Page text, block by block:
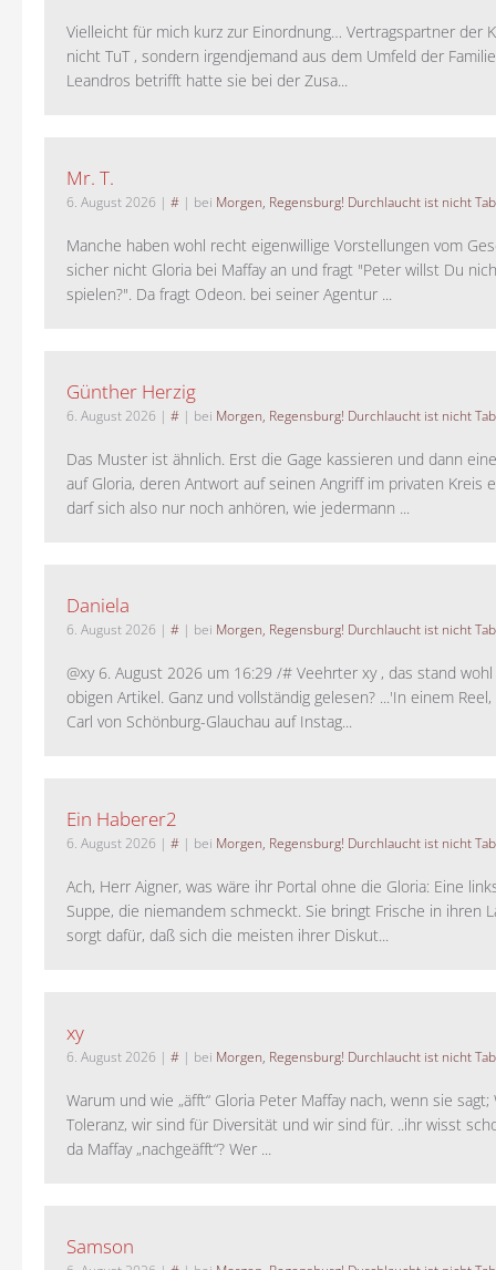
Vielleicht für mich kurz zur Einordnung… Vertragspartner der
nicht TuT , sondern irgendjemand aus dem Umfeld der
Leandros betrifft hatte sie bei der Zusa...
Mr. T.
6. August 2026 | # | bei Morgen, Regensburg! Durchlaucht ist nicht
Manche haben wohl recht eigenwillige Vorstellungen vom
sicher nicht Gloria bei Maffay an und fragt "Peter willst Du
spielen?". Da fragt Odeon. bei seiner Agentur ...
Günther Herzig
6. August 2026 | # | bei Morgen, Regensburg! Durchlaucht ist nicht
Das Muster ist ähnlich. Erst die Gage kassieren und dann
auf Gloria, deren Antwort auf seinen Angriff im privaten Kreis
darf sich also nur noch anhören, wie jedermann ...
Daniela
6. August 2026 | # | bei Morgen, Regensburg! Durchlaucht ist nicht
@xy 6. August 2026 um 16:29 /# Veehrter xy , das stand
obigen Artikel. Ganz und vollständig gelesen? ...'In einem
Carl von Schönburg-Glauchau auf Instag...
Ein Haberer2
6. August 2026 | # | bei Morgen, Regensburg! Durchlaucht ist nicht
Ach, Herr Aigner, was wäre ihr Portal ohne die Gloria: Eine
Suppe, die niemandem schmeckt. Sie bringt Frische in ihren
sorgt dafür, daß sich die meisten ihrer Diskut...
xy
6. August 2026 | # | bei Morgen, Regensburg! Durchlaucht ist nicht
Warum und wie „äfft“ Gloria Peter Maffay nach, wenn sie
Toleranz, wir sind für Diversität und wir sind für. ..ihr wisst
da Maffay „nachgeäfft“? Wer ...
Samson